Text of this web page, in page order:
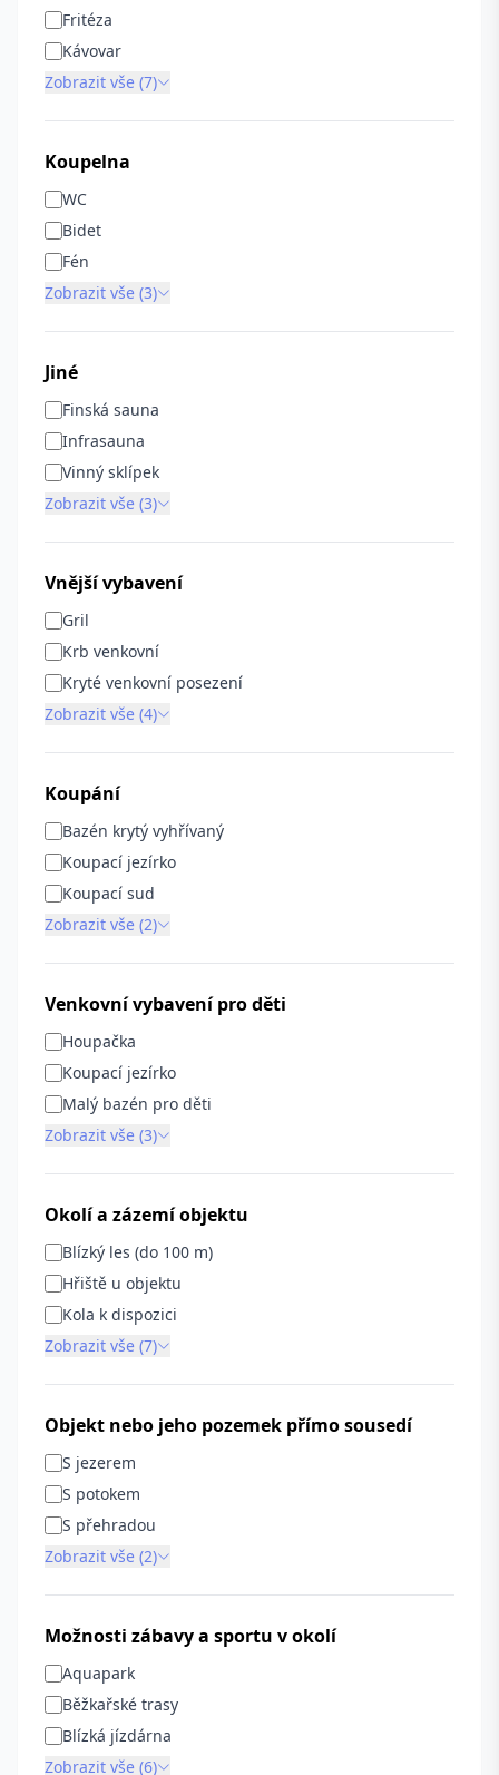
Fritéza
Kávovar
Zobrazit vše (7)
Koupelna
WC
Bidet
Fén
Zobrazit vše (3)
Jiné
Finská sauna
Infrasauna
Vinný sklípek
Zobrazit vše (3)
Vnější vybavení
Gril
Krb venkovní
Kryté venkovní posezení
Zobrazit vše (4)
Koupání
Bazén krytý vyhřívaný
Koupací jezírko
Koupací sud
Zobrazit vše (2)
Venkovní vybavení pro děti
Houpačka
Koupací jezírko
Malý bazén pro děti
Zobrazit vše (3)
Okolí a zázemí objektu
Blízký les (do 100 m)
Hřiště u objektu
Kola k dispozici
Zobrazit vše (7)
Objekt nebo jeho pozemek přímo sousedí
S jezerem
S potokem
S přehradou
Zobrazit vše (2)
Možnosti zábavy a sportu v okolí
Aquapark
Běžkařské trasy
Blízká jízdárna
Zobrazit vše (6)